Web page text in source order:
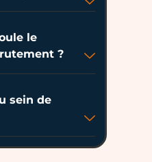
le
?
sein de